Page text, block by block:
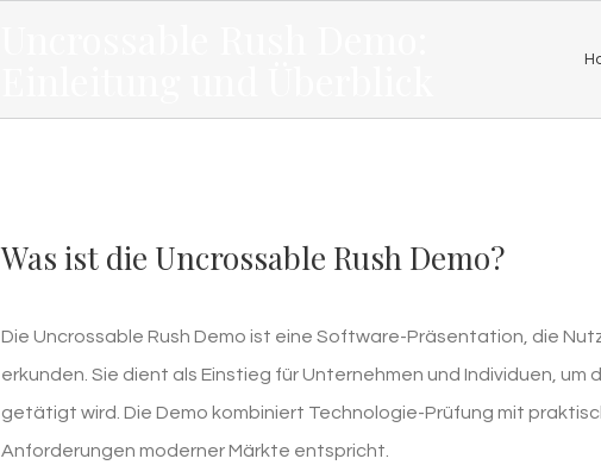
Was ist die Uncrossable Rush Demo?
Die Uncrossable Rush Demo ist eine Software-Präsentation, die
erkunden. Sie dient als Einstieg für Unternehmen und Individuen,
getätigt wird. Die Demo kombiniert Technologie-Prüfung mit
Anforderungen moderner Märkte entspricht.